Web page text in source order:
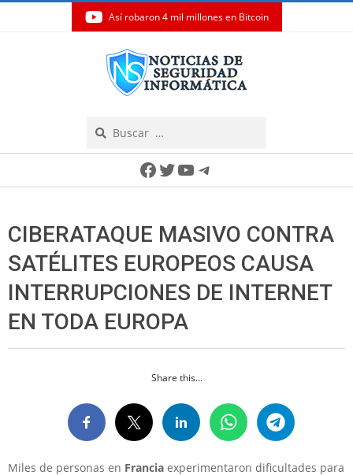
Así robaron 4 mil millones en Bitcoin
Facebook
Twitter
YouTube
Telegram
CIBERATAQUE MASIVO CONTRA
SATÉLITES EUROPEOS CAUSA
INTERRUPCIONES DE INTERNET
EN TODA EUROPA
Share this...
Miles de personas en Francia experimentaron dificultades para